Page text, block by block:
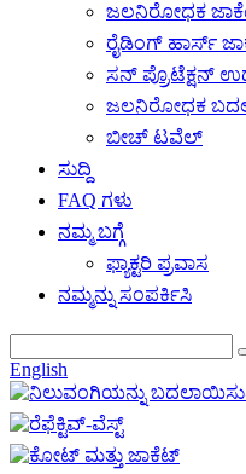
ಜಲನಿರೋಧಕ
ರೈಡಿಂಗ್ ಹಾರ್ಸ್
ಸನ್ ಪ್ರೊಟೆಕ್ಷನ್
ಜಲನಿರೋಧಕ
ಬೀಚ್ ಟವೆಲ್
ಸುದ್ದಿ
FAQ ಗಳು
ನಮ್ಮ ಬಗ್ಗೆ
ಫ್ಯಾಕ್ಟರಿ ಪ್ರವಾಸ
ನಮ್ಮನ್ನು ಸಂಪರ್ಕಿಸಿ
English